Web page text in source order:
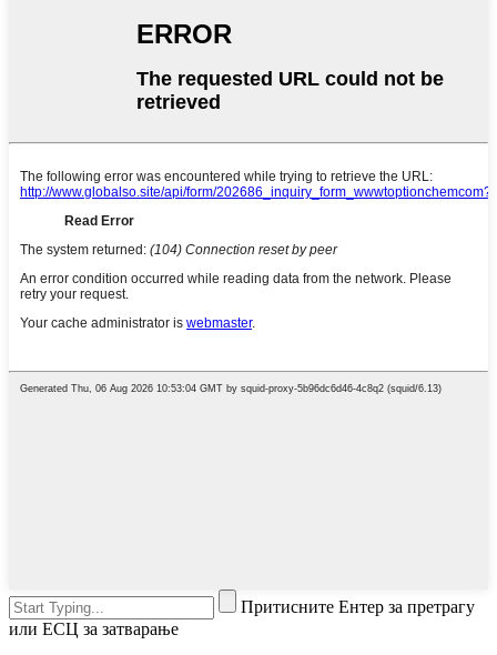
Притисните Ентер за претрагу
или ЕСЦ за затварање